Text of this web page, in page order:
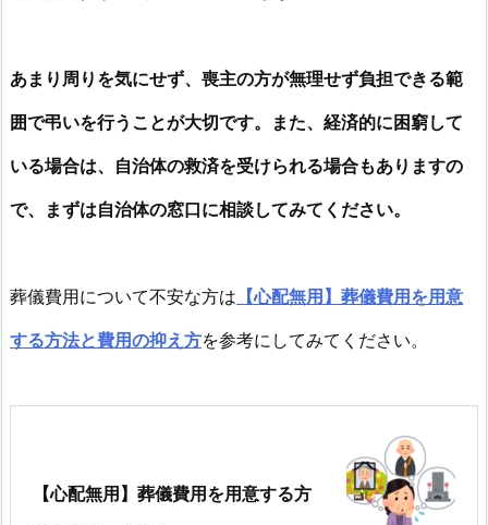
あまり周りを気にせず、喪主の方が無理せず負担できる範
囲で弔いを行うことが大切です。また、経済的に困窮して
いる場合は、自治体の救済を受けられる場合もありますの
で、まずは自治体の窓口に相談してみてください。
葬儀費用について不安な方は 【心配無用】葬儀費用を用意
する方法と費用の抑え方を参考にしてみてください。
【心配無用】葬儀費用を用意する方